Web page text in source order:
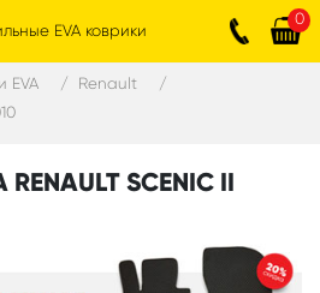
EVA коврики
0
EVA
Renault
SCENIC II